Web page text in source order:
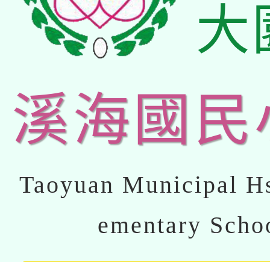
大
溪海國民
Taoyuan Municipal
ementary